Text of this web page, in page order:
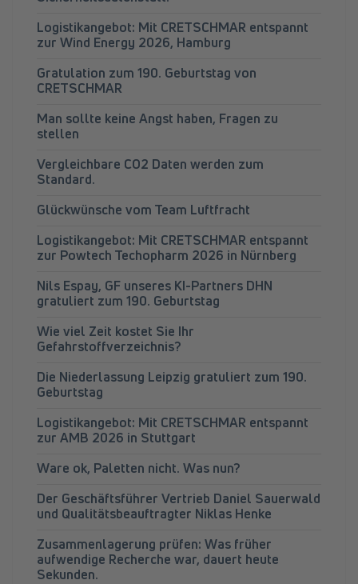
Logistikangebot: Mit CRETSCHMAR entspannt
zur Wind Energy 2026, Hamburg
Gratulation zum 190. Geburtstag von
CRETSCHMAR
Man sollte keine Angst haben, Fragen zu
stellen
Vergleichbare CO2 Daten werden zum
Standard.
Glückwünsche vom Team Luftfracht
Logistikangebot: Mit CRETSCHMAR entspannt
zur Powtech Techopharm 2026 in Nürnberg
Nils Espay, GF unseres KI-Partners DHN
gratuliert zum 190. Geburtstag
Wie viel Zeit kostet Sie Ihr
Gefahrstoffverzeichnis?
Die Niederlassung Leipzig gratuliert zum 190.
Geburtstag
Logistikangebot: Mit CRETSCHMAR entspannt
zur AMB 2026 in Stuttgart
Ware ok, Paletten nicht. Was nun?
Der Geschäftsführer Vertrieb Daniel Sauerwald
und Qualitätsbeauftragter Niklas Henke
Zusammenlagerung prüfen: Was früher
aufwendige Recherche war, dauert heute
Sekunden.